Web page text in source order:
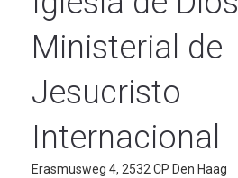
Ministerial de
Jesucristo
Internacional
Erasmusweg 4, 2532 CP Den Haag